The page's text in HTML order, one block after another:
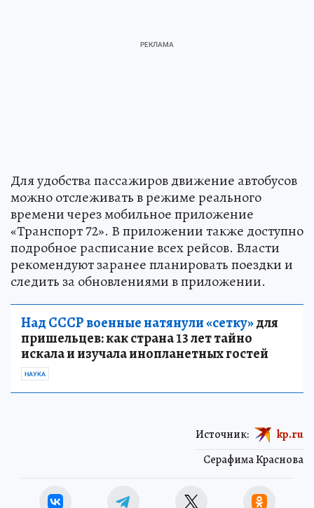
Для удобства пассажиров движение автобусов
можно отслеживать в режиме реального
времени через мобильное приложение
«Транспорт 72». В приложении также доступно
подробное расписание всех рейсов. Власти
рекомендуют заранее планировать поездки и
следить за обновлениями в приложении.
Над СССР военные натянули «сетку»для
пришельцев: как страна 13 лет тайно
искала и изучала инопланетных гостей
НАУКА
Серафима Краснова
Источник: kp.ru